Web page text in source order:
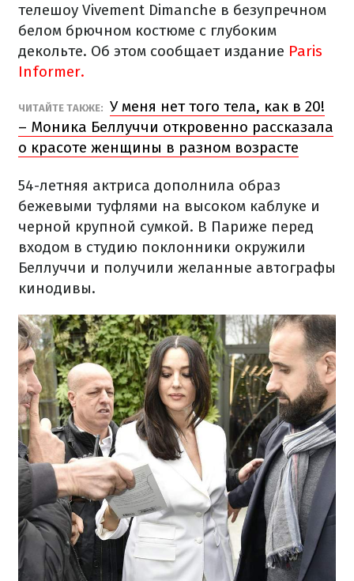
телешоу Vivement Dimanche в безупречном
белом брючном костюме с глубоким
декольте. Об этом сообщает издание Paris
Informer.
ЧИТАЙТЕ ТАКЖЕ: У меня нет того тела, как в 20!
– Моника Беллуччи откровенно рассказала
о красоте женщины в разном возрасте
54-летняя актриса дополнила образ
бежевыми туфлями на высоком каблуке и
черной крупной сумкой. В Париже перед
входом в студию поклонники окружили
Беллуччи и получили желанные автографы
кинодивы.